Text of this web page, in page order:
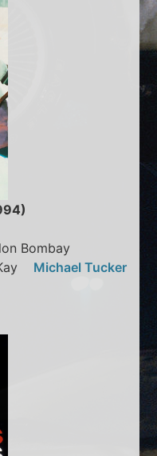
Bombay
Michael Tucker